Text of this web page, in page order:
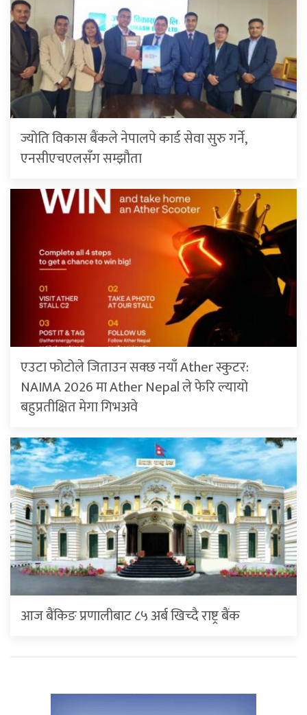
ज्योति विकास बैंकले नेपालपे कार्ड सेवा सुरु गर्ने,
एनसीएचएलसँग सम्झौता
एउटा फोटोले जिताउन सक्छ नयाँ Ather स्कुटर:
NAIMA 2026 मा Ather Nepal ले फेरि ल्यायो
बहुप्रतीक्षित मेगा गिभअवे
आज बैंकिङ प्रणालीबाट ८५ अर्ब खिच्दै राष्ट्र बैंक